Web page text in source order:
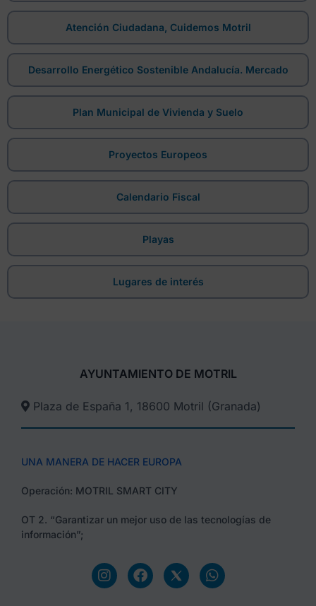
Atención Ciudadana, Cuidemos Motril
Desarrollo Energético Sostenible Andalucía. Mercado
Plan Municipal de Vivienda y Suelo
Proyectos Europeos
Calendario Fiscal
Playas
Lugares de interés
AYUNTAMIENTO DE MOTRIL
Plaza de España 1, 18600 Motril (Granada)​
UNA MANERA DE HACER EUROPA
Operación: MOTRIL SMART CITY
OT 2. “Garantizar un mejor uso de las tecnologías de
información”;